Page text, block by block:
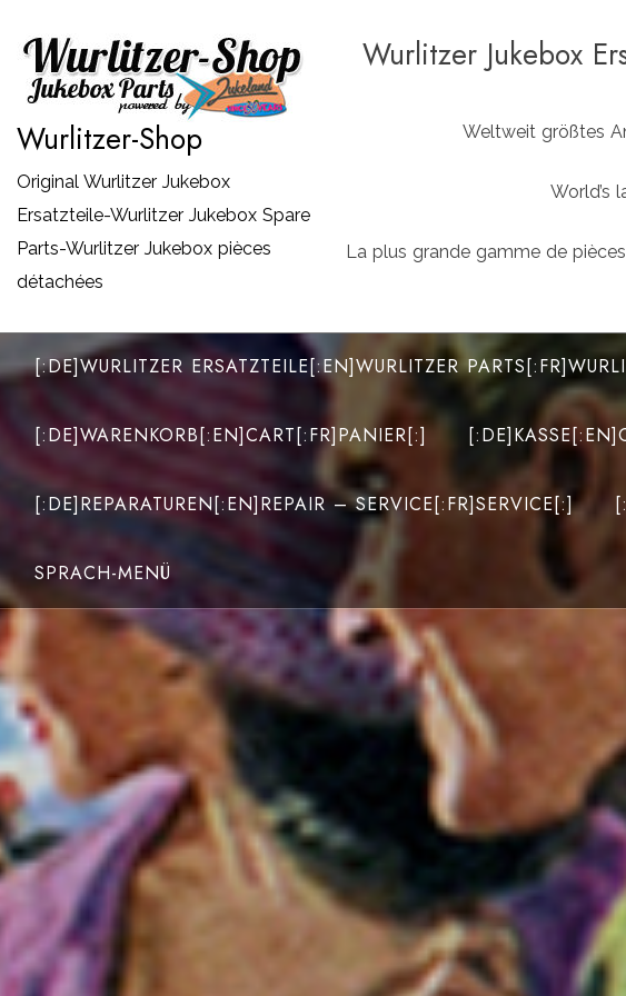
Inhalt
springen
Wurlitzer-Shop
Original Wurlitzer Jukebox
Ersatzteile-Wurlitzer Jukebox Spare
Parts-Wurlitzer Jukebox pièces
détachées
Wurlitzer Jukebox
Weltweit größtes
World’s
La plus grande gamme de
[:DE]WURLITZER ERSATZTEILE[:EN]WURLITZER
[:DE]WARENKORB[:EN]CART[:FR]PANIER[:]
[:DE]REPARATUREN[:EN]REPAIR – SERVICE[:FR]SERVICE[:]
SPRACH-MENÜ